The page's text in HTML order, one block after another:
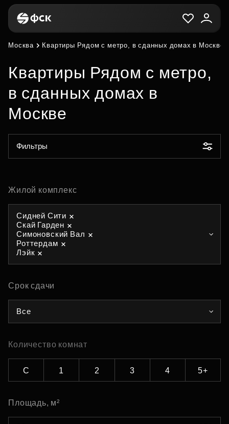
Москва Квартиры Рядом с метро, в сданных домах в Москве
Квартиры Рядом с метро,
в сданных домах в
Москве
Фильтры
Жилой комплекс
Сидней Сити
Скай Гарден
Симоновский Вал
Роттердам
Лэйк
Срок сдачи
Все
Количество комнат
С 1 2 3 4 5+
Площадь, м²